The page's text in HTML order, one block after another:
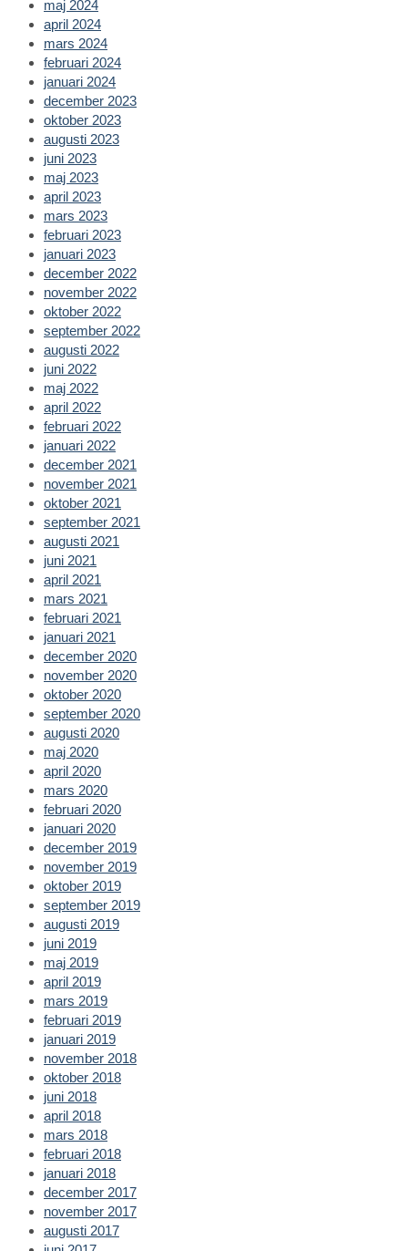
maj 2024
april 2024
mars 2024
februari 2024
januari 2024
december 2023
oktober 2023
augusti 2023
juni 2023
maj 2023
april 2023
mars 2023
februari 2023
januari 2023
december 2022
november 2022
oktober 2022
september 2022
augusti 2022
juni 2022
maj 2022
april 2022
februari 2022
januari 2022
december 2021
november 2021
oktober 2021
september 2021
augusti 2021
juni 2021
april 2021
mars 2021
februari 2021
januari 2021
december 2020
november 2020
oktober 2020
september 2020
augusti 2020
maj 2020
april 2020
mars 2020
februari 2020
januari 2020
december 2019
november 2019
oktober 2019
september 2019
augusti 2019
juni 2019
maj 2019
april 2019
mars 2019
februari 2019
januari 2019
november 2018
oktober 2018
juni 2018
april 2018
mars 2018
februari 2018
januari 2018
december 2017
november 2017
augusti 2017